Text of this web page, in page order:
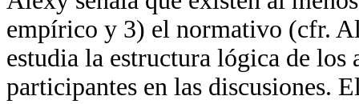
empírico y 3) el normativo (cfr.
estudia la estructura lógica de los
participantes en las discusiones.